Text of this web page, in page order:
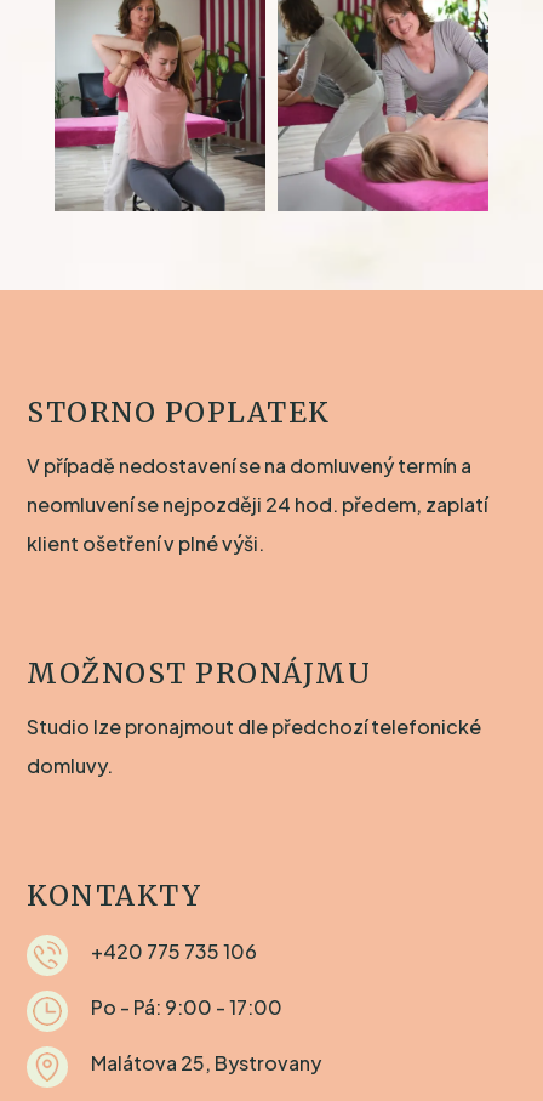
STORNO POPLATEK
V případě nedostavení se na domluvený termín a
neomluvení se nejpozději 24 hod. předem, zaplatí
klient ošetření v plné výši.
MOŽNOST PRONÁJMU
Studio lze pronajmout dle předchozí telefonické
domluvy.
KONTAKTY
+420 775 735 106
Po - Pá: 9:00 - 17:00
Malátova 25, Bystrovany